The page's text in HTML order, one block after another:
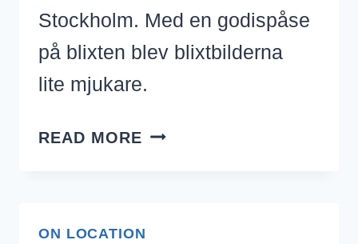
Stockholm. Med en godispåse
på blixten blev blixtbilderna
lite mjukare.
READ MORE NYAMKO
HANNA
ON LOCATION